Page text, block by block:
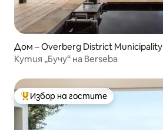
Дом – Overberg District Municipality
Кутия „Бучу“ на Berseba
Най-популярен избор на гостите
Избор на гостите